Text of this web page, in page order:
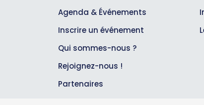
Agenda & Événements
Inscrire un événement
Qui sommes-nous ?
Rejoignez-nous !
Partenaires